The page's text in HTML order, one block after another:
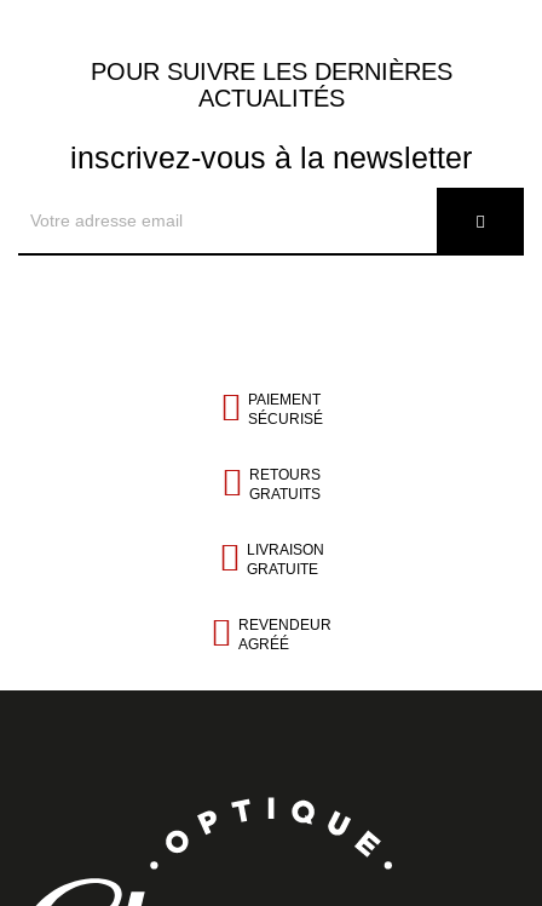
POUR SUIVRE LES DERNIÈRES
ACTUALITÉS
inscrivez-vous à la newsletter
PAIEMENT
SÉCURISÉ
RETOURS
GRATUITS
LIVRAISON
GRATUITE
REVENDEUR
AGRÉÉ